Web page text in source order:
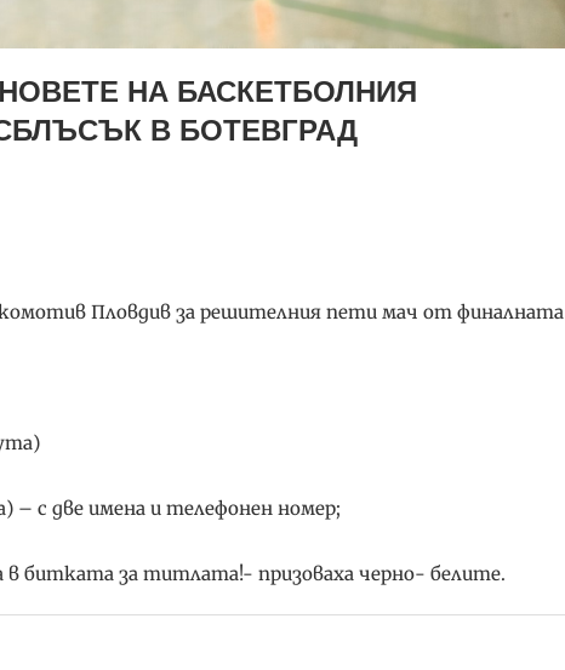
НА БАСКЕТБОЛНИЯ
В БОТЕВГРАД
Пловдив за решителния пети мач от финалната
– с две имена и телефонен номер;
битката за титлата!- призоваха черно- белите.